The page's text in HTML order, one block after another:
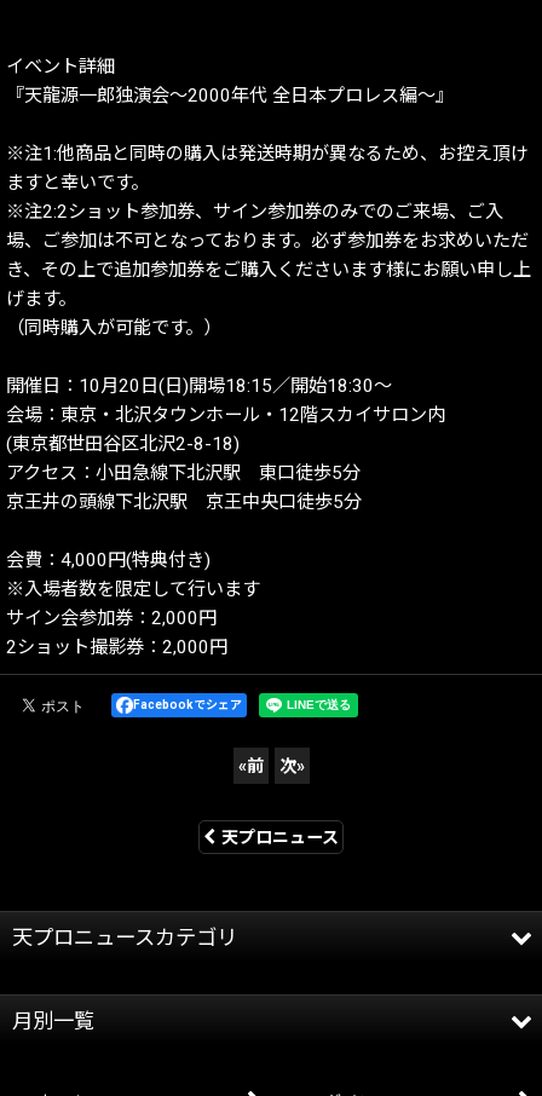
イベント詳細
『天龍源一郎独演会〜2000年代 全日本プロレス編〜』
※注1:他商品と同時の購入は発送時期が異なるため、お控え頂け
ますと幸いです。
※注2:2ショット参加券、サイン参加券のみでのご来場、ご入
場、ご参加は不可となっております。必ず参加券をお求めいただ
き、その上で追加参加券をご購入くださいます様にお願い申し上
げます。
（同時購入が可能です。）
開催日：10月20日(日)開場18:15／開始18:30〜
会場：東京・北沢タウンホール・12階スカイサロン内
(東京都世田谷区北沢2-8-18)
アクセス：小田急線下北沢駅 東口徒歩5分
京王井の頭線下北沢駅 京王中央口徒歩5分
会費：4,000円(特典付き)
※入場者数を限定して行います
サイン会参加券：2,000円
2ショット撮影券：2,000円
Facebookでシェア
«前 次»
天プロニュース
天プロニュースカテゴリ
天龍プロジェクト
月別一覧